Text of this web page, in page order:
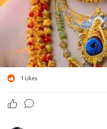
1 Likes